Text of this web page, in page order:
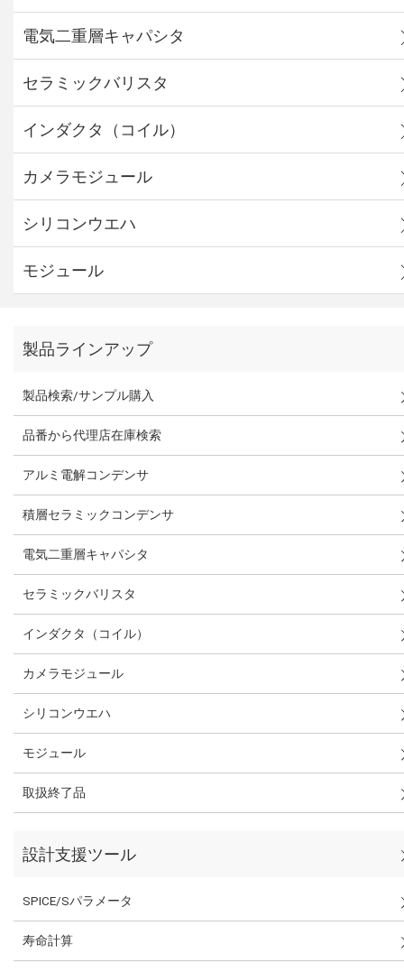
電気二重層キャパシタ
セラミックバリスタ
インダクタ（コイル）
カメラモジュール
シリコンウエハ
モジュール
製品ラインアップ
製品検索/サンプル購入
品番から代理店在庫検索
アルミ電解コンデンサ
積層セラミックコンデンサ
電気二重層キャパシタ
セラミックバリスタ
インダクタ（コイル）
カメラモジュール
シリコンウエハ
モジュール
取扱終了品
設計支援ツール
SPICE/Sパラメータ
寿命計算